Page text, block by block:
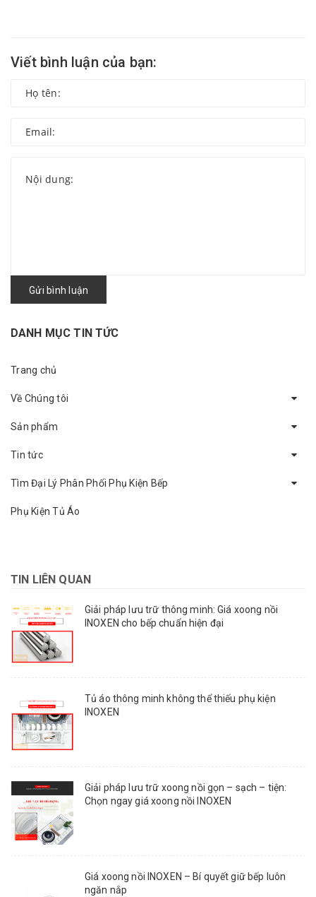
Viết bình luận của bạn:
Gửi bình luận
DANH MỤC TIN TỨC
Trang chủ
Về Chúng tôi
Sản phẩm
Tin tức
Tìm Đại Lý Phân Phối Phụ Kiện Bếp
Phụ Kiện Tủ Áo
TIN LIÊN QUAN
Giải pháp lưu trữ thông minh: Giá xoong nồi
INOXEN cho bếp chuẩn hiện đại
Tủ áo thông minh không thể thiếu phụ kiện
INOXEN
Giải pháp lưu trữ xoong nồi gọn – sạch – tiện:
Chọn ngay giá xoong nồi INOXEN
Giá xoong nồi INOXEN – Bí quyết giữ bếp luôn
ngăn nắp